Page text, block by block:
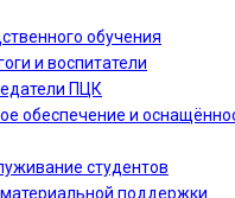
обучения
и воспитатели​
ПЦК
обеспечение и
студентов
поддержки